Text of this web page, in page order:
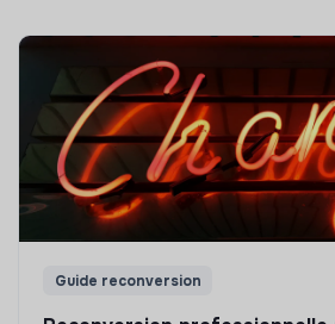
Guide reconversion